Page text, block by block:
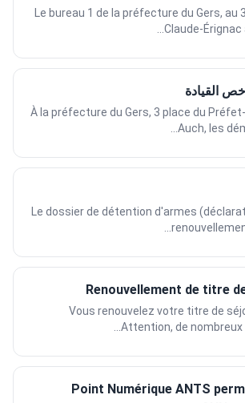
Le bureau 1 de la préfecture du Gers, au
Claude-Érignac
القيادة
À la préfecture du Gers, 3 place du
Auch, les
Le dossier de détention d'armes
Renouvellement de titre
Vous renouvelez votre titre de
Attention, de nombreux
Point Numérique ANTS